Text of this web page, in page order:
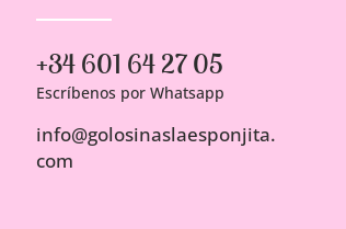
+34 601 64 27 05
Escríbenos por Whatsapp
info@golosinaslaesponjita.
com